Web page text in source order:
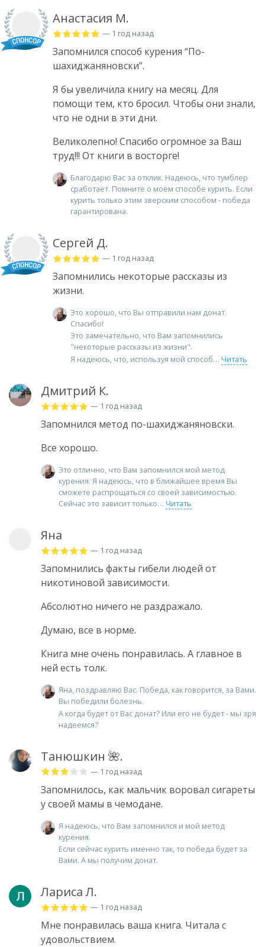
Анастасия М.
— 1 год назад
Запомнился способ курения “По-
шахиджаняновски”.
Я бы увеличила книгу на месяц. Для
помощи тем, кто бросил. Чтобы они знали,
что не одни в эти дни.
Великолепно! Спасибо огромное за Ваш
труд!!! От книги в восторге!
Благодарю Вас за отклик. Надеюсь, что тумблер
сработает. Помните о моём способе курить. Если
курить только этим зверским способом - победа
гарантирована.
Сергей Д.
— 1 год назад
Запомнились некоторые рассказы из
жизни.
Это хорошо, что Вы отправили нам донат.
Спасибо!
Это замечательно, что Вам запомнились
"некоторые рассказы из жизни".
Я надеюсь, что, используя мой способ
Читать
Дмитрий К.
— 1 год назад
Запомнился метод по-шахиджаняновски.
Все хорошо.
Это отлично, что Вам запомнился мой метод
курения. Я надеюсь, что в ближайшее время Вы
сможете распрощаться со своей зависимостью.
Сейчас это зависит только
Читать
Яна
— 1 год назад
Запомнились факты гибели людей от
никотиновой зависимости.
Абсолютно ничего не раздражало.
Думаю, все в норме.
Книга мне очень понравилась. А главное в
ней есть толк.
Яна, поздравляю Вас. Победа, как говорится, за Вами.
Вы победили болезнь.
А когда будет от Вас донат? Или его не будет - мы зря
надеемся?
Танюшкин 🌺.
— 1 год назад
Запомнилось, как мальчик воровал сигареты
у своей мамы в чемодане.
Я надеюсь, что Вам запомнился и мой метод
курения.
Если сейчас курить именно так, то победа будет за
Вами. А мы получим донат.
Лариса Л.
— 1 год назад
Мне понравилась ваша книга. Читала с
удовольствием.